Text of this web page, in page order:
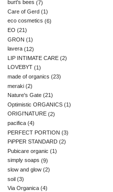
burt's bees (7)
Care of Gerd (1)
eco cosmetics (6)
EO (21)
GRON (1)
lavera (12)
LIP INTIMATE CARE (2)
LOVEBYT (1)
made of organics (23)
meraki (2)
Nature's Gate (21)
Optimistic ORGANICS (1)
ORIGI'NATURE (2)
pacifica (4)
PERFECT PORTION (3)
PiPPER STANDARD (2)
Pubicare organic (1)
simply soaps (9)
slow and glow (2)
soil (3)
Via Organica (4)